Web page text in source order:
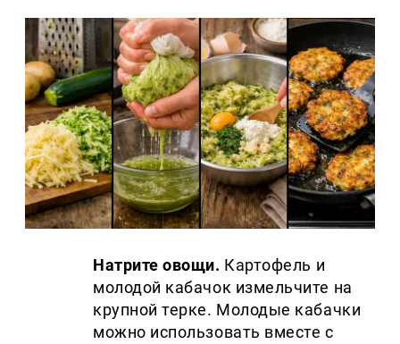
Натрите овощи. Картофель и
молодой кабачок измельчите на
крупной терке. Молодые кабачки
можно использовать вместе с